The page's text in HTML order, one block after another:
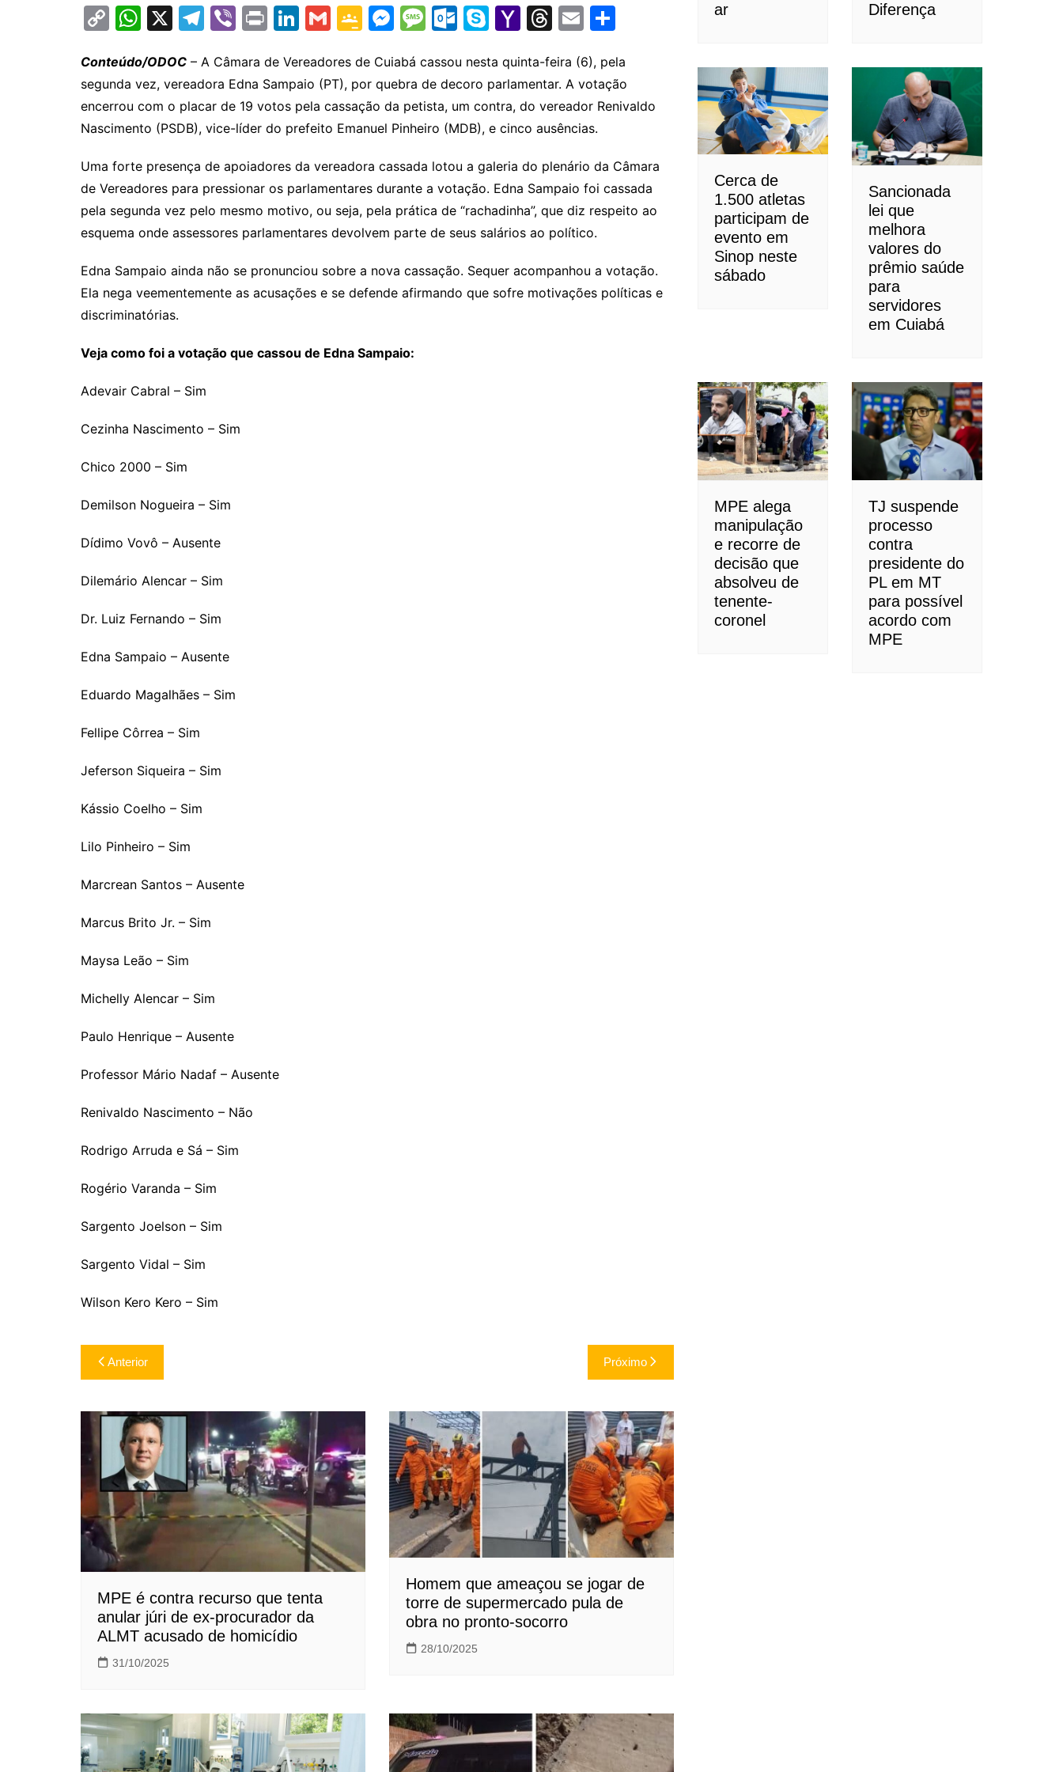
C
p
y
Li
k
W
at
s
A
p
X
T
e
gr
a
Vi
er
Pr
t
Li
k
e
dI
G
ai
l
G
o
gl
e
a
s
sr
o
o
m
M
s
s
e
g
er
M
s
s
a
e
O
lo
o
k.
o
m
S
y
p
e
Y
h
o
o
ai
l
T
e
a
d
E
ai
l
ar
e
Conteúdo/ODOC – A Câmara de Vereadores de Cuiabá cassou nesta quinta-feira (6), pela
segunda vez, vereadora Edna Sampaio (PT), por quebra de decoro parlamentar. A votação
encerrou com o placar de 19 votos pela cassação da petista, um contra, do vereador Renivaldo
Nascimento (PSDB), vice-líder do prefeito Emanuel Pinheiro (MDB), e cinco ausências.
Uma forte presença de apoiadores da vereadora cassada lotou a galeria do plenário da Câmara
de Vereadores para pressionar os parlamentares durante a votação. Edna Sampaio foi cassada
pela segunda vez pelo mesmo motivo, ou seja, pela prática de “rachadinha”, que diz respeito ao
esquema onde assessores parlamentares devolvem parte de seus salários ao político.
Edna Sampaio ainda não se pronunciou sobre a nova cassação. Sequer acompanhou a votação.
Ela nega veementemente as acusações e se defende afirmando que sofre motivações políticas e
discriminatórias.
Veja como foi a votação que cassou de Edna Sampaio:
Adevair Cabral – Sim
Cezinha Nascimento – Sim
Chico 2000 – Sim
Demilson Nogueira – Sim
Dídimo Vovô – Ausente
Dilemário Alencar – Sim
Dr. Luiz Fernando – Sim
Edna Sampaio – Ausente
Eduardo Magalhães – Sim
Fellipe Côrrea – Sim
Jeferson Siqueira – Sim
Kássio Coelho – Sim
Lilo Pinheiro – Sim
Marcrean Santos – Ausente
Marcus Brito Jr. – Sim
Maysa Leão – Sim
Michelly Alencar – Sim
Paulo Henrique – Ausente
Professor Mário Nadaf – Ausente
Renivaldo Nascimento – Não
Rodrigo Arruda e Sá – Sim
Rogério Varanda – Sim
Sargento Joelson – Sim
Sargento Vidal – Sim
Wilson Kero Kero – Sim
Navegação
de
Post
Anterior Próximo
MPE é contra recurso que tenta
anular júri de ex-procurador da
ALMT acusado de homicídio
31/10/2025
Homem que ameaçou se jogar de
torre de supermercado pula de
obra no pronto-socorro
28/10/2025
ar Diferença
Cerca de
1.500 atletas
participam de
evento em
Sinop neste
sábado
Sancionada
lei que
melhora
valores do
prêmio saúde
para
servidores
em Cuiabá
MPE alega
manipulação
e recorre de
decisão que
absolveu de
tenente-
coronel
TJ suspende
processo
contra
presidente do
PL em MT
para possível
acordo com
MPE